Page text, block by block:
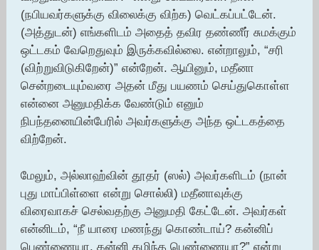
(நபியவர்களுக்கு விலைக்கு விற்க) வெட்கப்பட்டேன்.
(அத்துடன்) எங்களிடம் அதைத் தவிர தண்ணீர் சுமக்கும்
ஒட்டகம் வேறெதுவும் இருக்கவில்லை. என்றாலும், “சரி
(விற்றுவிடுகிறேன்)” என்றேன். ஆயினும், மதீனா
சென்றடையும்வரை அதன் மீது பயணம் செய்துகொள்ள
என்னை அனுமதிக்க வேண்டும் எனும்
நிபந்தனையின்பேரில் அவர்களுக்கு அந்த ஒட்டகத்தை
விற்றேன்.
மேலும், அல்லாஹ்வின் தூதர் (ஸல்) அவர்களிடம் (நான்
புது மாப்பிள்ளை என்று சொல்லி) மதீனாவுக்கு
விரைவாகச் செல்வதற்கு அனுமதி கேட்டேன். அவர்கள்
என்னிடம், “நீ யாரை மணந்து கொண்டாய்? கன்னிப்
பெண்ணையா, கன்னி கழிந்த பெண்ணையா?” என்று